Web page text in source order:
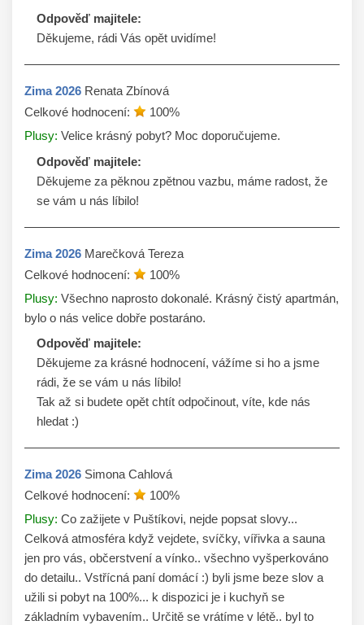
Odpověď majitele:
Děkujeme, rádi Vás opět uvidíme!
Zima 2026 Renata Zbínová
Celkové hodnocení:
100%
Plusy: Velice krásný pobyt? Moc doporučujeme.
Odpověď majitele:
Děkujeme za pěknou zpětnou vazbu, máme radost, že
se vám u nás líbilo!
Zima 2026 Marečková Tereza
Celkové hodnocení:
100%
Plusy: Všechno naprosto dokonalé. Krásný čistý apartmán,
bylo o nás velice dobře postaráno.
Odpověď majitele:
Děkujeme za krásné hodnocení, vážíme si ho a jsme
rádi, že se vám u nás líbilo!
Tak až si budete opět chtít odpočinout, víte, kde nás
hledat :)
Zima 2026 Simona Cahlová
Celkové hodnocení:
100%
Plusy: Co zažijete v Puštíkovi, nejde popsat slovy...
Celková atmosféra když vejdete, svíčky, vířivka a sauna
jen pro vás, občerstvení a vínko.. všechno vyšperkováno
do detailu.. Vstřícná paní domácí :) byli jsme beze slov a
užili si pobyt na 100%... k dispozici je i kuchyň se
základním vybavením.. Určitě se vrátíme v létě.. byl to